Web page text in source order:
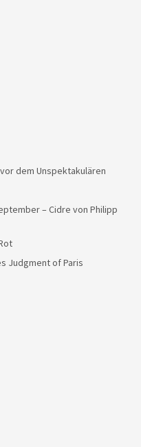
dem Unspektakulären
– Cidre von Philipp
Judgment of Paris